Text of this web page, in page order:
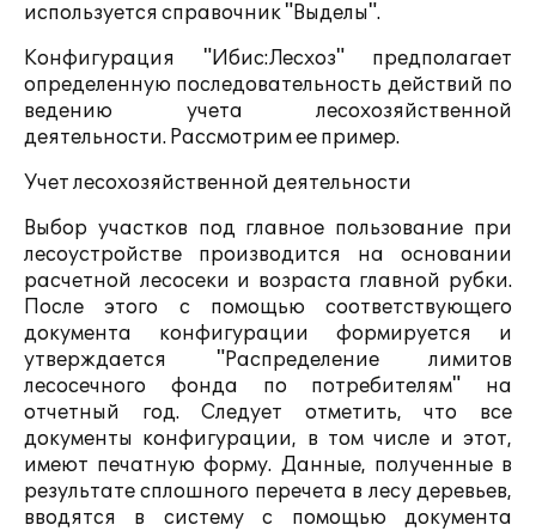
используется справочник "Выделы".
Конфигурация "Ибис:Лесхоз" предполагает
определенную последовательность действий по
ведению учета лесохозяйственной
деятельности. Рассмотрим ее пример.
Учет лесохозяйственной деятельности
Выбор участков под главное пользование при
лесоустройстве производится на основании
расчетной лесосеки и возраста главной рубки.
После этого с помощью соответствующего
документа конфигурации формируется и
утверждается "Распределение лимитов
лесосечного фонда по потребителям" на
отчетный год. Следует отметить, что все
документы конфигурации, в том числе и этот,
имеют печатную форму. Данные, полученные в
результате сплошного перечета в лесу деревьев,
вводятся в систему с помощью документа